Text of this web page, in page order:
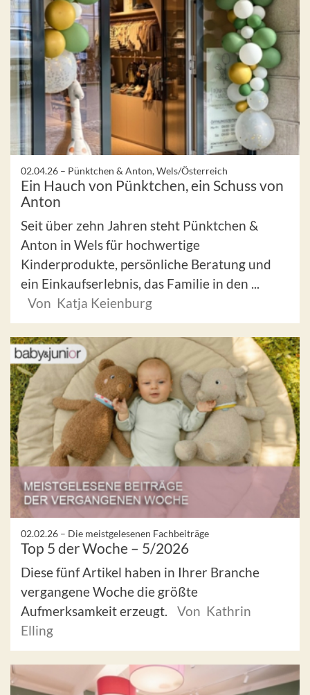
02.04.26 – Pünktchen & Anton, Wels/Österreich
Ein Hauch von Pünktchen, ein Schuss von
Anton
Seit über zehn Jahren steht Pünktchen &
Anton in Wels für hochwertige
Kinderprodukte, persönliche Beratung und
ein Einkaufserlebnis, das Familie in den ...
Von Katja Keienburg
02.02.26 – Die meistgelesenen Fachbeiträge
Top 5 der Woche – 5/2026
Diese fünf Artikel haben in Ihrer Branche
vergangene Woche die größte
Aufmerksamkeit erzeugt.
Von Kathrin
Elling